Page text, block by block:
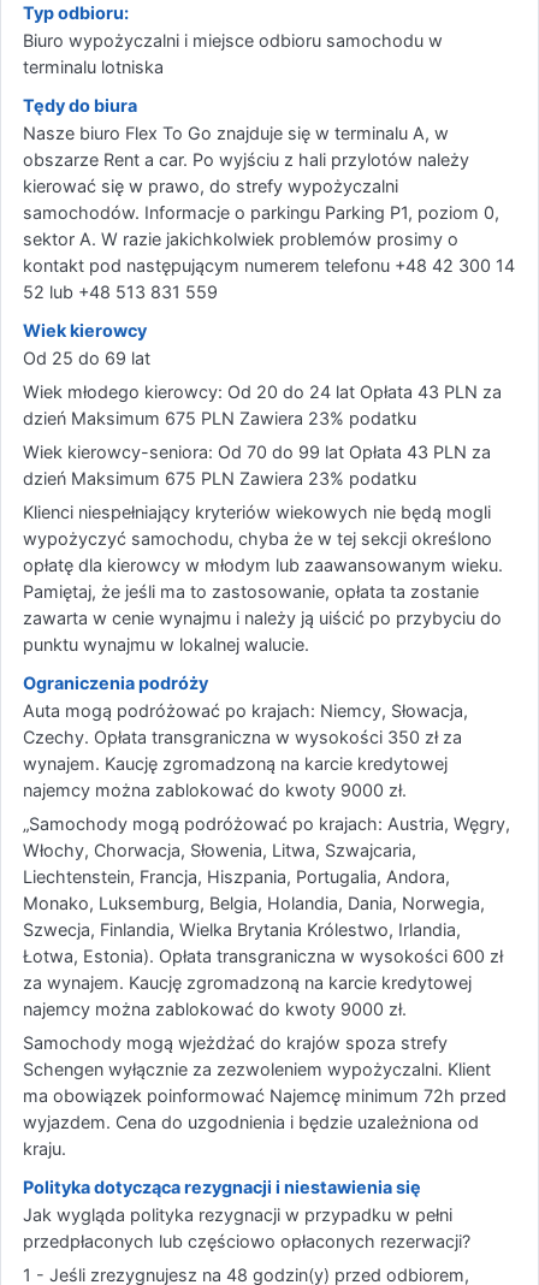
Typ odbioru:
Biuro wypożyczalni i miejsce odbioru samochodu w
terminalu lotniska
Tędy do biura
Nasze biuro Flex To Go znajduje się w terminalu A, w
obszarze Rent a car. Po wyjściu z hali przylotów należy
kierować się w prawo, do strefy wypożyczalni
samochodów. Informacje o parkingu Parking P1, poziom 0,
sektor A. W razie jakichkolwiek problemów prosimy o
kontakt pod następującym numerem telefonu +48 42 300 14
52 lub +48 513 831 559
Wiek kierowcy
Od 25 do 69 lat
Wiek młodego kierowcy: Od 20 do 24 lat Opłata 43 PLN za
dzień Maksimum 675 PLN Zawiera 23% podatku
Wiek kierowcy-seniora: Od 70 do 99 lat Opłata 43 PLN za
dzień Maksimum 675 PLN Zawiera 23% podatku
Klienci niespełniający kryteriów wiekowych nie będą mogli
wypożyczyć samochodu, chyba że w tej sekcji określono
opłatę dla kierowcy w młodym lub zaawansowanym wieku.
Pamiętaj, że jeśli ma to zastosowanie, opłata ta zostanie
zawarta w cenie wynajmu i należy ją uiścić po przybyciu do
punktu wynajmu w lokalnej walucie.
Ograniczenia podróży
Auta mogą podróżować po krajach: Niemcy, Słowacja,
Czechy. Opłata transgraniczna w wysokości 350 zł za
wynajem. Kaucję zgromadzoną na karcie kredytowej
najemcy można zablokować do kwoty 9000 zł.
„Samochody mogą podróżować po krajach: Austria, Węgry,
Włochy, Chorwacja, Słowenia, Litwa, Szwajcaria,
Liechtenstein, Francja, Hiszpania, Portugalia, Andora,
Monako, Luksemburg, Belgia, Holandia, Dania, Norwegia,
Szwecja, Finlandia, Wielka Brytania Królestwo, Irlandia,
Łotwa, Estonia). Opłata transgraniczna w wysokości 600 zł
za wynajem. Kaucję zgromadzoną na karcie kredytowej
najemcy można zablokować do kwoty 9000 zł.
Samochody mogą wjeżdżać do krajów spoza strefy
Schengen wyłącznie za zezwoleniem wypożyczalni. Klient
ma obowiązek poinformować Najemcę minimum 72h przed
wyjazdem. Cena do uzgodnienia i będzie uzależniona od
kraju.
Polityka dotycząca rezygnacji i niestawienia się
Jak wygląda polityka rezygnacji w przypadku w pełni
przedpłaconych lub częściowo opłaconych rezerwacji?
1 - Jeśli zrezygnujesz na 48 godzin(y) przed odbiorem,